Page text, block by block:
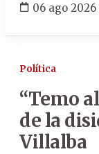
06 ago 2026
Política
“Temo
de la
Villalba